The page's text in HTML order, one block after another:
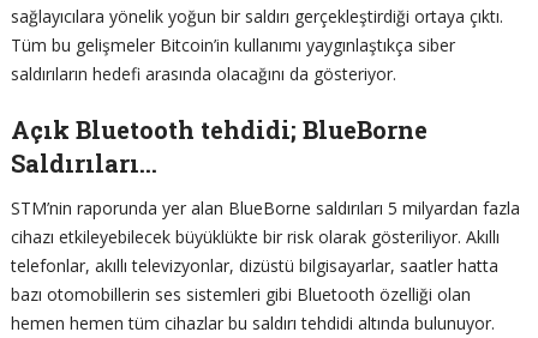
sağlayıcılara yönelik yoğun bir saldırı gerçekleştirdiği ortaya çıktı.
Tüm bu gelişmeler Bitcoin’in kullanımı yaygınlaştıkça siber
saldırıların hedefi arasında olacağını da gösteriyor.
Açık Bluetooth tehdidi; BlueBorne
Saldırıları…
STM’nin raporunda yer alan BlueBorne saldırıları 5 milyardan fazla
cihazı etkileyebilecek büyüklükte bir risk olarak gösteriliyor. Akıllı
telefonlar, akıllı televizyonlar, dizüstü bilgisayarlar, saatler hatta
bazı otomobillerin ses sistemleri gibi Bluetooth özelliği olan
hemen hemen tüm cihazlar bu saldırı tehdidi altında bulunuyor.